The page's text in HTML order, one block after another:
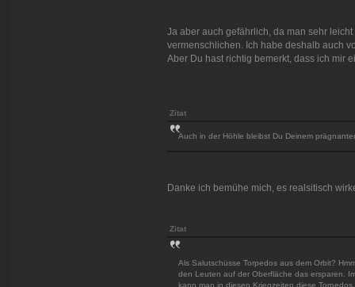
Ja aber auch gefährlich, da man sehr
vermenschlichen. Ich habe deshalb auch
Aber Du hast richtig bemerkt, dass ich mir
Zitat
Auch in der Höhle bleibst Du Deinem
Danke ich bemühe mich, es realsitisch
Zitat
Als Salutschüsse Torpedos aus dem Orbit?
den Leuten auf der Oberfläche das ersparen.
kann man in diesen Kriegzeiten diese